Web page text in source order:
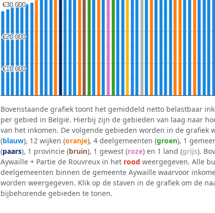
€10.000
€10.000
€20.000
€20.000
€30.000
€30.000
Bovenstaande grafiek toont het gemiddeld netto belastbaar
per gebied in België. Hierbij zijn de gebieden van laag naar
van het inkomen. De volgende gebieden worden in de grafiek
(blauw), 12 wijken (oranje), 4 deelgemeenten (groen), 1
(paars), 1 provincie (bruin), 1 gewest (roze) en 1 land (grijs).
Aywaille + Partie de Rouvreux in het rood weergegeven. Alle
deelgemeenten binnen de gemeente Aywaille waarvoor
worden weergegeven. Klik op de staven in de grafiek om de
bijbehorende gebieden te tonen.